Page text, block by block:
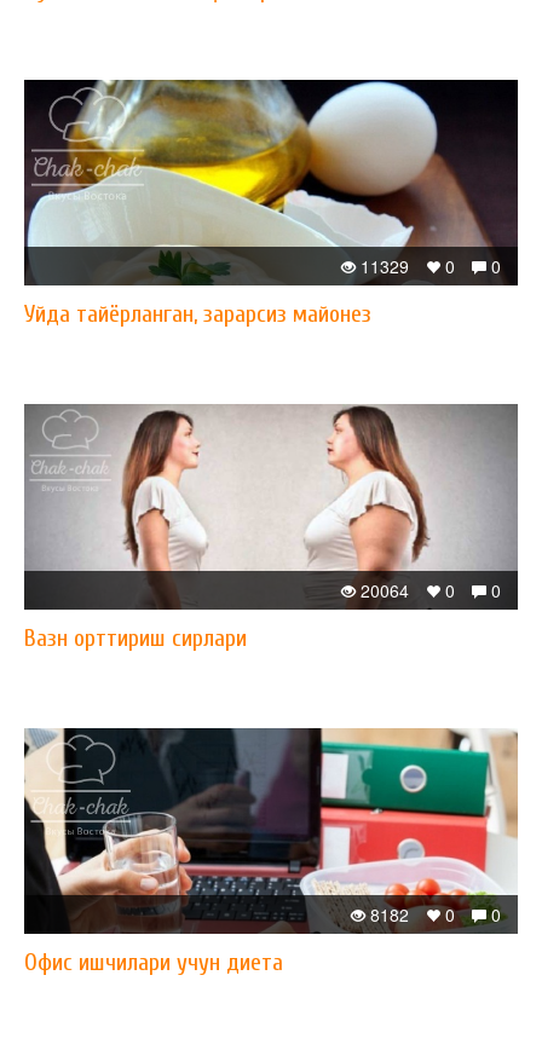
0
0
11329
Уйда тайёрланган, зарарсиз майонез
0
0
20064
Вазн орттириш сирлари
0
0
8182
Офис ишчилари учун диета